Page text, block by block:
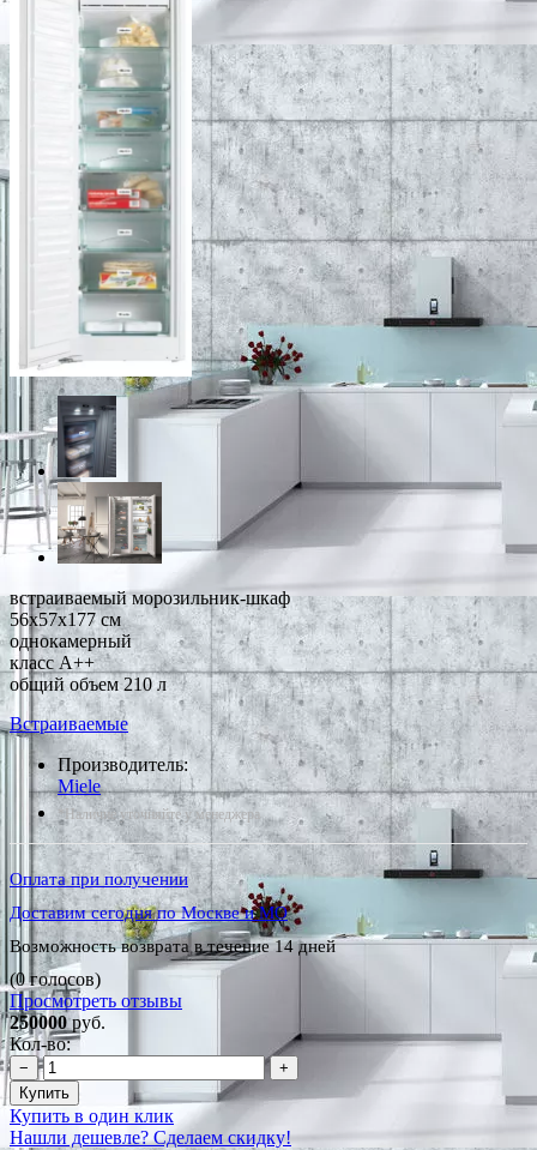
встраиваемый морозильник-шкаф
56x57x177 см
однокамерный
класс A++
общий объем 210 л
Встраиваемые
Производитель:
Miele
*Наличие уточняйте у менеджера
Оплата при получении
Доставим сегодня по Москве и МО
Возможность возврата в течение 14 дней
(0 голосов)
Просмотреть отзывы
250000руб.
Кол-во:
−
+
Купить
Купить в один клик
Нашли дешевле? Сделаем скидку!